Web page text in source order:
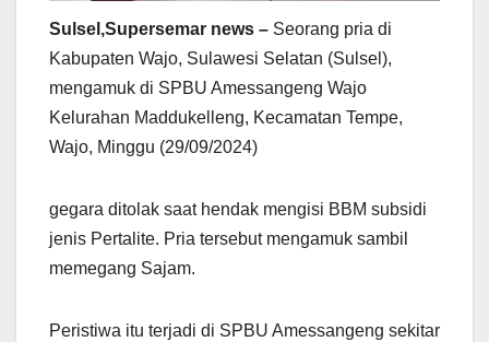
Sulsel,Supersemar news – Seorang pria di
Kabupaten Wajo, Sulawesi Selatan (Sulsel),
mengamuk di SPBU Amessangeng Wajo
Kelurahan Maddukelleng, Kecamatan Tempe,
Wajo, Minggu (29/09/2024)
gegara ditolak saat hendak mengisi BBM subsidi
jenis Pertalite. Pria tersebut mengamuk sambil
memegang Sajam.
Peristiwa itu terjadi di SPBU Amessangeng sekitar